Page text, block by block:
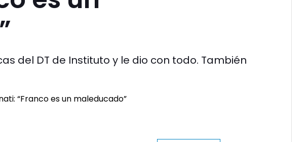
del DT de Instituto y le dio con todo. También